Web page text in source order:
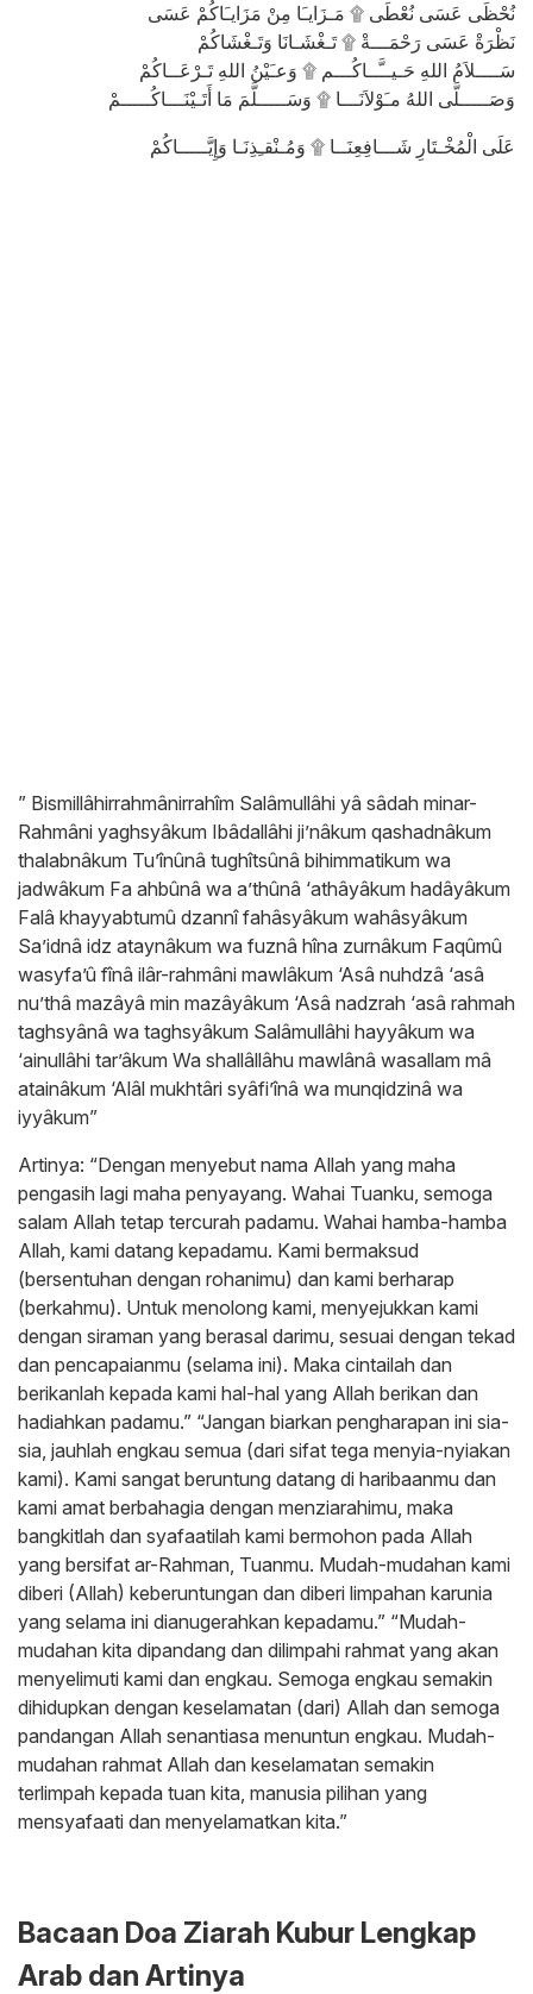
نُحْظَى عَسَى نُعْطَى ۩ مَـزَايـَا مِنْ مَزَايـَاكُمْ عَسَى
نَظْرَةْ عَسَى رَحْمَـــةْ ۩ تَـغْشَـانَا وَتَـغْشَاكُمْ
سَــــلاَمُ اللهِ حَـيــَّــاكُـــم ۩ وَعـَيْنُ اللهِ تَـرْعَــاكُمْ
وَصَـــــلَّى اللهُ مـَوْلاَنَـــا ۩ وَسَـــــلَّمَ مَا أَتَـيْنَـــاكُـــــمْ
عَلَى الْمُخْـتَارِ شَـــافِعِنَــا ۩ وَمُـنْقـِذِنَـا وَإِيَّـــــاكُمْ
” Bismillâhirrahmânirrahîm Salâmullâhi yâ sâdah minar-
Rahmâni yaghsyâkum Ibâdallâhi ji’nâkum qashadnâkum
thalabnâkum Tu’înûnâ tughîtsûnâ bihimmatikum wa
jadwâkum Fa ahbûnâ wa a’thûnâ ‘athâyâkum hadâyâkum
Falâ khayyabtumû dzannî fahâsyâkum wahâsyâkum
Sa’idnâ idz ataynâkum wa fuznâ hîna zurnâkum Faqûmû
wasyfa’û fînâ ilâr-rahmâni mawlâkum ‘Asâ nuhdzâ ‘asâ
nu’thâ mazâyâ min mazâyâkum ‘Asâ nadzrah ‘asâ rahmah
taghsyânâ wa taghsyâkum Salâmullâhi hayyâkum wa
‘ainullâhi tar’âkum Wa shallâllâhu mawlânâ wasallam mâ
atainâkum ‘Alâl mukhtâri syâfi’înâ wa munqidzinâ wa
iyyâkum”
Artinya: “Dengan menyebut nama Allah yang maha
pengasih lagi maha penyayang. Wahai Tuanku, semoga
salam Allah tetap tercurah padamu. Wahai hamba-hamba
Allah, kami datang kepadamu. Kami bermaksud
(bersentuhan dengan rohanimu) dan kami berharap
(berkahmu). Untuk menolong kami, menyejukkan kami
dengan siraman yang berasal darimu, sesuai dengan tekad
dan pencapaianmu (selama ini). Maka cintailah dan
berikanlah kepada kami hal-hal yang Allah berikan dan
hadiahkan padamu.” “Jangan biarkan pengharapan ini sia-
sia, jauhlah engkau semua (dari sifat tega menyia-nyiakan
kami). Kami sangat beruntung datang di haribaanmu dan
kami amat berbahagia dengan menziarahimu, maka
bangkitlah dan syafaatilah kami bermohon pada Allah
yang bersifat ar-Rahman, Tuanmu. Mudah-mudahan kami
diberi (Allah) keberuntungan dan diberi limpahan karunia
yang selama ini dianugerahkan kepadamu.” “Mudah-
mudahan kita dipandang dan dilimpahi rahmat yang akan
menyelimuti kami dan engkau. Semoga engkau semakin
dihidupkan dengan keselamatan (dari) Allah dan semoga
pandangan Allah senantiasa menuntun engkau. Mudah-
mudahan rahmat Allah dan keselamatan semakin
terlimpah kepada tuan kita, manusia pilihan yang
mensyafaati dan menyelamatkan kita.”
Bacaan Doa Ziarah Kubur Lengkap
Arab dan Artinya